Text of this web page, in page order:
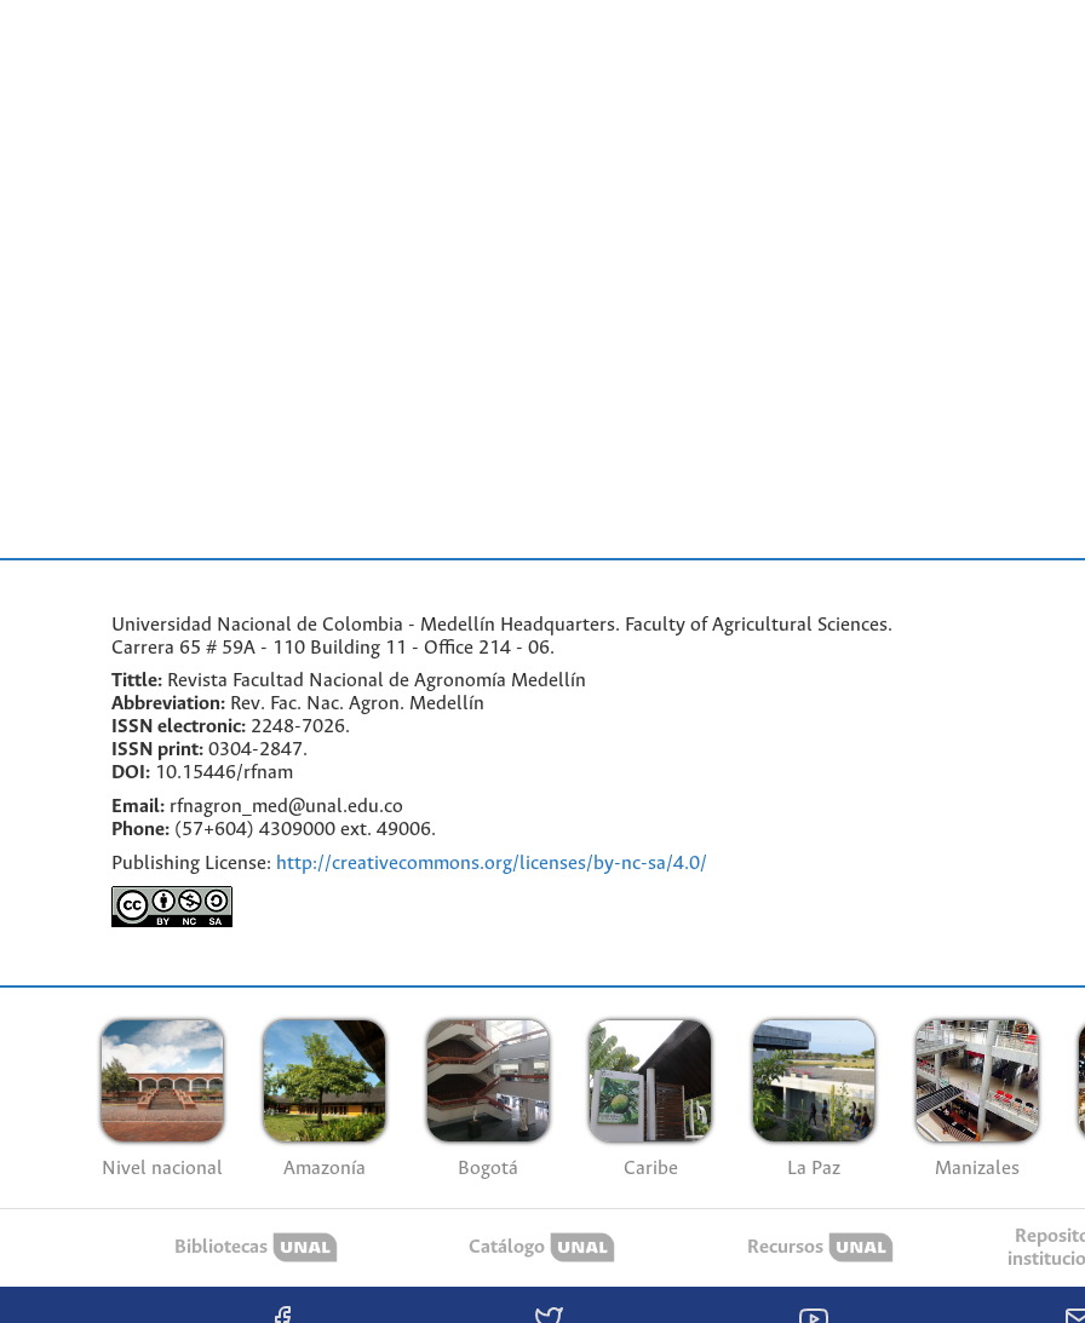
Universidad Nacional de Colombia - Medellín Headquarters. Faculty of Agricultural Sciences.
Carrera 65 # 59A - 110 Building 11 - Office 214 - 06.
Tittle: Revista Facultad Nacional de Agronomía Medellín
Abbreviation: Rev. Fac. Nac. Agron. Medellín
ISSN electronic: 2248-7026.
ISSN print: 0304-2847.
DOI: 10.15446/rfnam
Email: rfnagron_med@unal.edu.co
Phone: (57+604) 4309000 ext. 49006.
Publishing License: http://creativecommons.org/licenses/by-nc-sa/4.0/
Nivel nacional Amazonía Bogotá Caribe La Paz Manizales
Bibliotecas Catálogo Recursos